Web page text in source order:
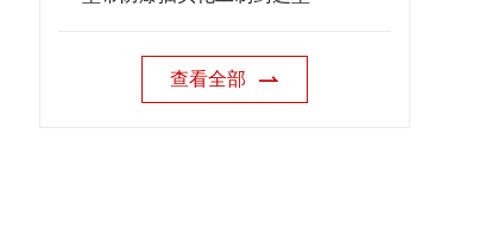
查看全部